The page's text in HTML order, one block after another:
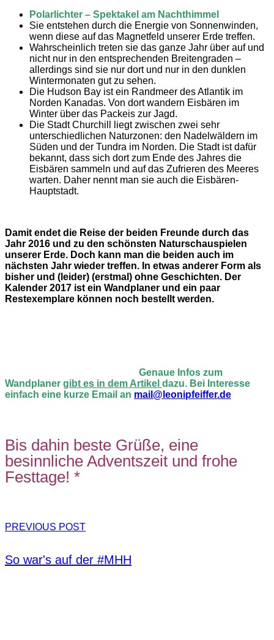
Polarlichter – Spektakel am Nachthimmel
Sie entstehen durch die Energie von Sonnenwinden,
wenn diese auf das Magnetfeld unserer Erde treffen.
Wahrscheinlich treten sie das ganze Jahr über auf und
nicht nur in den entsprechenden Breitengraden –
allerdings sind sie nur dort und nur in den dunklen
Wintermonaten gut zu sehen.
Die Hudson Bay ist ein Randmeer des Atlantik im
Norden Kanadas. Von dort wandern Eisbären im
Winter über das Packeis zur Jagd.
Die Stadt Churchill liegt zwischen zwei sehr
unterschiedlichen Naturzonen: den Nadelwäldern im
Süden und der Tundra im Norden. Die Stadt ist dafür
bekannt, dass sich dort zum Ende des Jahres die
Eisbären sammeln und auf das Zufrieren des Meeres
warten. Daher nennt man sie auch die Eisbären-
Hauptstadt.
Damit endet die Reise der beiden Freunde durch das
Jahr 2016 und zu den schönsten Naturschauspielen
unserer Erde. Doch kann man die beiden auch im
nächsten Jahr wieder treffen. In etwas anderer Form als
bisher und (leider) (erstmal) ohne Geschichten. Der
Kalender 2017 ist ein Wandplaner und ein paar
Restexemplare können noch bestellt werden.
Genaue Infos zum
Wandplaner gibt es in dem Artikel dazu. Bei Interesse
einfach eine kurze Email an mail@leonipfeiffer.de
Bis dahin beste Grüße, eine
besinnliche Adventszeit und frohe
Festtage! *
PREVIOUS POST
So war's auf der #MHH